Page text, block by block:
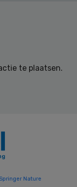
te plaatsen.
Springer Nature